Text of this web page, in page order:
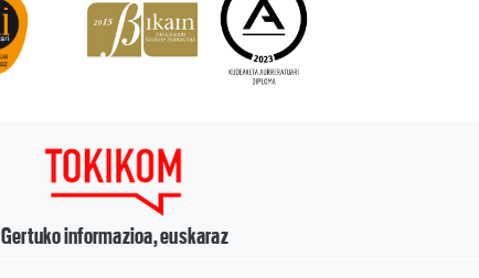
Gertuko informazioa, euskaraz